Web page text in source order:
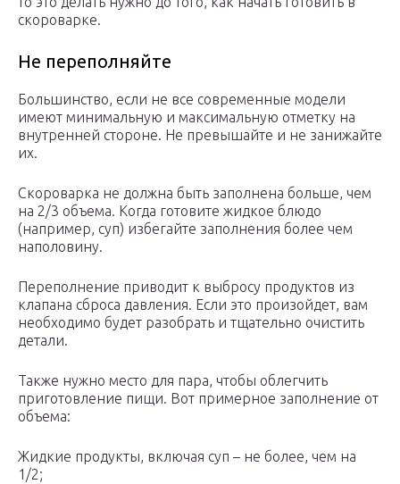
скороварке.
Не переполняйте
Большинство, если не все современные модели
имеют минимальную и максимальную отметку на
внутренней стороне. Не превышайте и не занижайте
их.
Скороварка не должна быть заполнена больше, чем
на 2/3 объема. Когда готовите жидкое блюдо
(например, суп) избегайте заполнения более чем
наполовину.
Переполнение приводит к выбросу продуктов из
клапана сброса давления. Если это произойдет, вам
необходимо будет разобрать и тщательно очистить
детали.
Также нужно место для пара, чтобы облегчить
приготовление пищи. Вот примерное заполнение от
объема:
Жидкие продукты, включая суп – не более, чем на
1/2;